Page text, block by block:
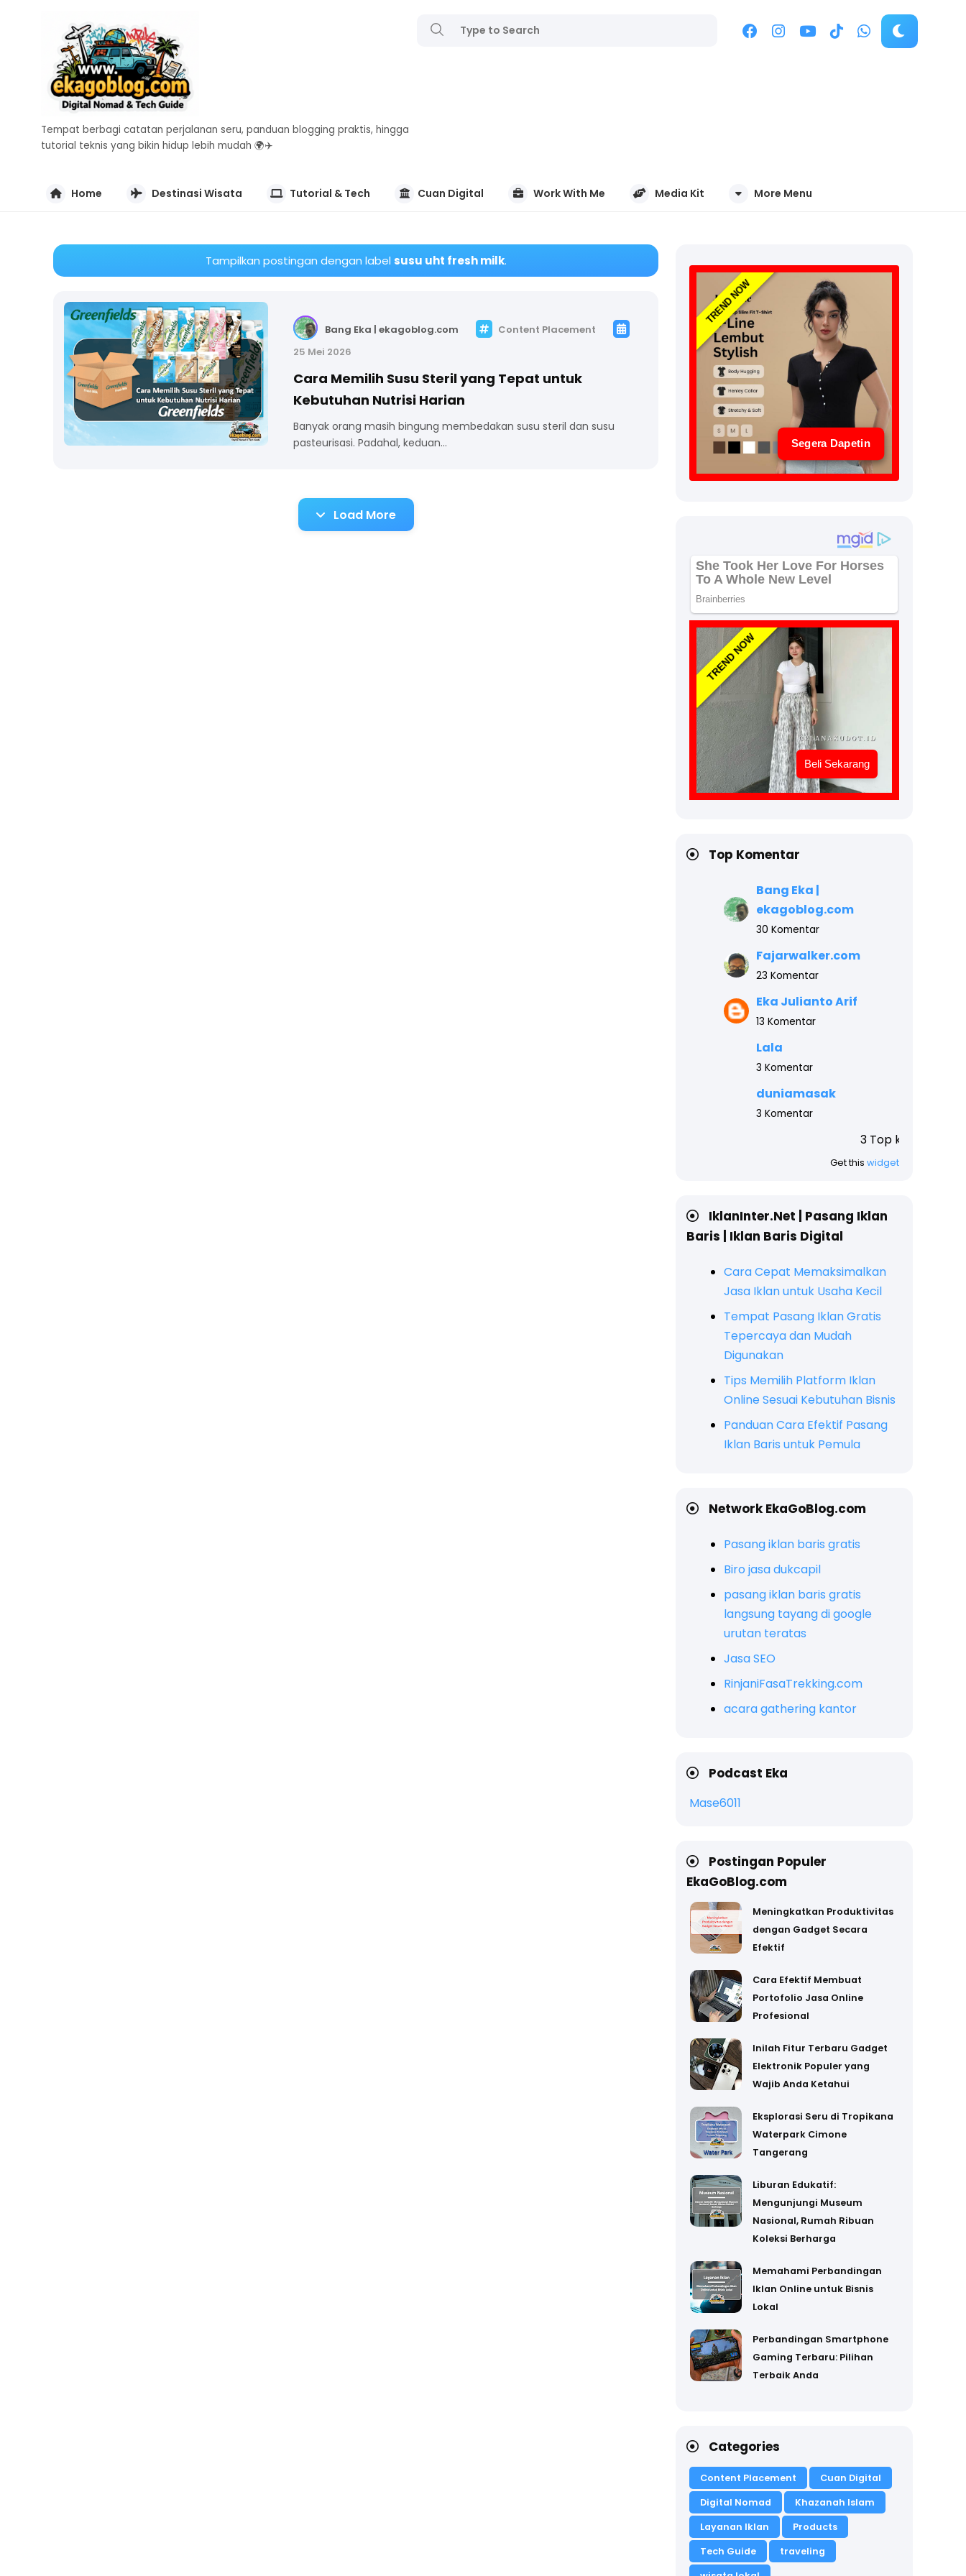
Tempat berbagi catatan perjalanan seru, panduan blogging praktis, hingga
tutorial teknis yang bikin hidup lebih mudah 🌍✈️
Home Destinasi Wisata Tutorial & Tech Cuan Digital Work With Me Media Kit More Menu
Tampilkan postingan dengan label susu uht fresh milk.
Bang Eka | ekagoblog.com
Content Placement
25 Mei 2026
Cara Memilih Susu Steril yang Tepat untuk
Kebutuhan Nutrisi Harian
Banyak orang masih bingung membedakan susu steril dan susu
pasteurisasi. Padahal, keduan…
Load More
TREND NOW
Segera Dapetin
TREND NOW
Beli Sekarang
Top Komentar
Bang Eka |
ekagoblog.com
30 Komentar
Fajarwalker.com
23 Komentar
Eka Julianto Arif
13 Komentar
Lala
3 Komentar
duniamasak
3 Komentar
3 Top komentar blog ini
Get this widget
IklanInter.Net | Pasang Iklan
Baris | Iklan Baris Digital
Cara Cepat Memaksimalkan
Jasa Iklan untuk Usaha Kecil
Tempat Pasang Iklan Gratis
Tepercaya dan Mudah
Digunakan
Tips Memilih Platform Iklan
Online Sesuai Kebutuhan Bisnis
Panduan Cara Efektif Pasang
Iklan Baris untuk Pemula
Network EkaGoBlog.com
Pasang iklan baris gratis
Biro jasa dukcapil
pasang iklan baris gratis
langsung tayang di google
urutan teratas
Jasa SEO
RinjaniFasaTrekking.com
acara gathering kantor
Podcast Eka
Mase6011
Postingan Populer
EkaGoBlog.com
Meningkatkan Produktivitas
dengan Gadget Secara
Efektif
Cara Efektif Membuat
Portofolio Jasa Online
Profesional
Inilah Fitur Terbaru Gadget
Elektronik Populer yang
Wajib Anda Ketahui
Eksplorasi Seru di Tropikana
Waterpark Cimone
Tangerang
Liburan Edukatif:
Mengunjungi Museum
Nasional, Rumah Ribuan
Koleksi Berharga
Memahami Perbandingan
Iklan Online untuk Bisnis
Lokal
Perbandingan Smartphone
Gaming Terbaru: Pilihan
Terbaik Anda
Categories
Content Placement
Cuan Digital
Digital Nomad
Khazanah Islam
Layanan Iklan
Products
Tech Guide
traveling